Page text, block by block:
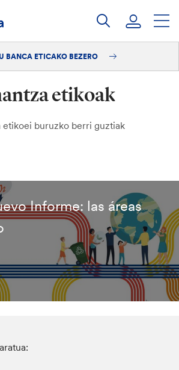
BANCA ETICAKO BEZERO
etikoak
etikoei buruzko berri guztiak
Informe: las áreas